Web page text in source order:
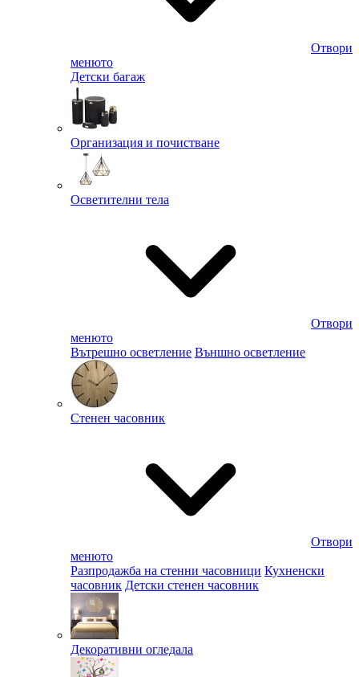
Отвори
менюто
Детски багаж
Организация и почистване
Осветителни тела
Отвори
менюто
Вътрешно осветление Външно осветление
Стенен часовник
Отвори
менюто
Разпродажба на стенни часовници Кухненски
часовник Детски стенен часовник
Декоративни огледала